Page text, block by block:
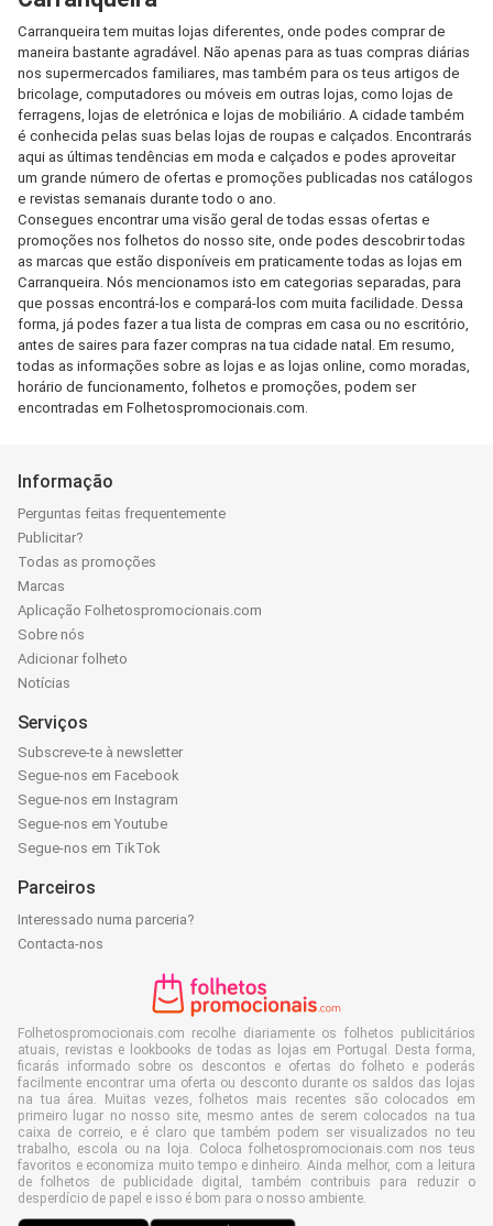
Carranqueira tem muitas lojas diferentes, onde podes comprar de
maneira bastante agradável. Não apenas para as tuas compras diárias
nos supermercados familiares, mas também para os teus artigos de
bricolage, computadores ou móveis em outras lojas, como lojas de
ferragens, lojas de eletrónica e lojas de mobiliário. A cidade também
é conhecida pelas suas belas lojas de roupas e calçados. Encontrarás
aqui as últimas tendências em moda e calçados e podes aproveitar
um grande número de ofertas e promoções publicadas nos catálogos
e revistas semanais durante todo o ano.
Consegues encontrar uma visão geral de todas essas ofertas e
promoções nos folhetos do nosso site, onde podes descobrir todas
as marcas que estão disponíveis em praticamente todas as lojas em
Carranqueira. Nós mencionamos isto em categorias separadas, para
que possas encontrá-los e compará-los com muita facilidade. Dessa
forma, já podes fazer a tua lista de compras em casa ou no escritório,
antes de saires para fazer compras na tua cidade natal. Em resumo,
todas as informações sobre as lojas e as lojas online, como moradas,
horário de funcionamento, folhetos e promoções, podem ser
encontradas em Folhetospromocionais.com.
Informação
Perguntas feitas frequentemente
Publicitar?
Todas as promoções
Marcas
Aplicação Folhetospromocionais.com
Sobre nós
Adicionar folheto
Notícias
Serviços
Subscreve-te à newsletter
Segue-nos em Facebook
Segue-nos em Instagram
Segue-nos em Youtube
Segue-nos em TikTok
Parceiros
Interessado numa parceria?
Contacta-nos
Folhetospromocionais.com recolhe diariamente os folhetos publicitários
atuais, revistas e lookbooks de todas as lojas em Portugal. Desta forma,
ficarás informado sobre os descontos e ofertas do folheto e poderás
facilmente encontrar uma oferta ou desconto durante os saldos das lojas
na tua área. Muitas vezes, folhetos mais recentes são colocados em
primeiro lugar no nosso site, mesmo antes de serem colocados na tua
caixa de correio, e é claro que também podem ser visualizados no teu
trabalho, escola ou na loja. Coloca folhetospromocionais.com nos teus
favoritos e economiza muito tempo e dinheiro. Ainda melhor, com a leitura
de folhetos de publicidade digital, também contribuis para reduzir o
desperdício de papel e isso é bom para o nosso ambiente.